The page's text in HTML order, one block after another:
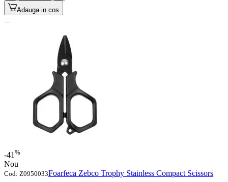
Adauga in cos
-41 %
Nou
Cod: Z0950033Foarfeca Zebco Trophy Stainless Compact Scissors